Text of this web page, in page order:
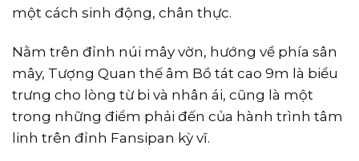
một cách sinh động, chân thực.
Nằm trên đỉnh núi mây vờn, hướng về phía sân
mây, Tượng Quan thế âm Bồ tát cao 9m là biểu
trưng cho lòng từ bi và nhân ái, cũng là một
trong những điểm phải đến của hành trình tâm
linh trên đỉnh Fansipan kỳ vĩ.